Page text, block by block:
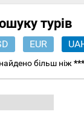
турів
EUR
більш ніж ***